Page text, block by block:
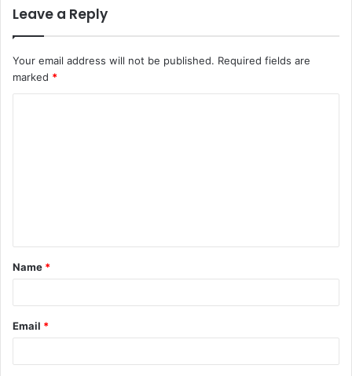
Leave a Reply
Your email address will not be published. Required fields are
marked *
Name *
Email *